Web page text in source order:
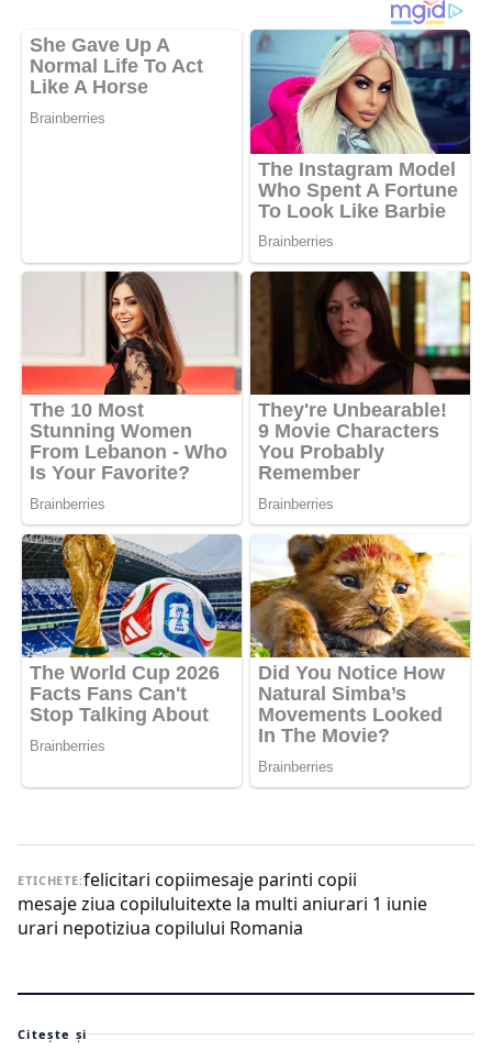
ETICHETE:felicitari copiimesaje parinti copii
mesaje ziua copiluluitexte la multi aniurari 1 iunie
urari nepotiziua copilului Romania
Citește și